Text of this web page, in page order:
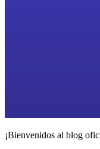
¡Bienvenidos al blog